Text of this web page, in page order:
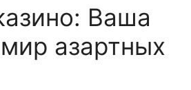
Ваша
азартных